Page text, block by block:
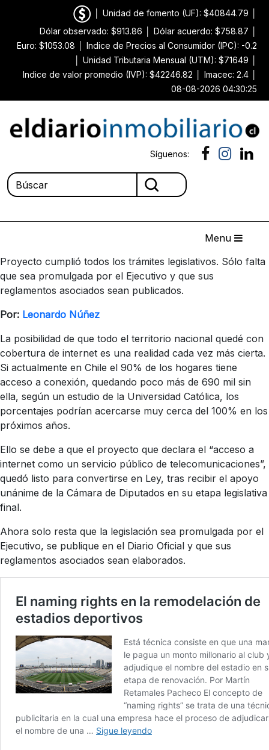
Unidad de fomento (UF): $40844.79
Dólar observado: $913.86
Dólar acuerdo: $758.87
Euro: $1053.08
Indice de Precios al Consumidor (IPC): -0.2
Unidad Tributaria Mensual (UTM): $71649
Indice de valor promedio (IVP): $42246.82
Imacec: 2.4
08-08-2026 04:30:25
Síguenos:
Menu
Proyecto cumplió todos los trámites legislativos. Sólo falta
que sea promulgada por el Ejecutivo y que sus
reglamentos asociados sean publicados.
Por: Leonardo Núñez
La posibilidad de que todo el territorio nacional quedé con
cobertura de internet es una realidad cada vez más cierta.
Si actualmente en Chile el 90% de los hogares tiene
acceso a conexión, quedando poco más de 690 mil sin
ella, según un estudio de la Universidad Católica, los
porcentajes podrían acercarse muy cerca del 100% en los
próximos años.
Ello se debe a que el proyecto que declara el “acceso a
internet como un servicio público de telecomunicaciones”,
quedó listo para convertirse en Ley, tras recibir el apoyo
unánime de la Cámara de Diputados en su etapa legislativa
final.
Ahora solo resta que la legislación sea promulgada por el
Ejecutivo, se publique en el Diario Oficial y que sus
reglamentos asociados sean elaborados.